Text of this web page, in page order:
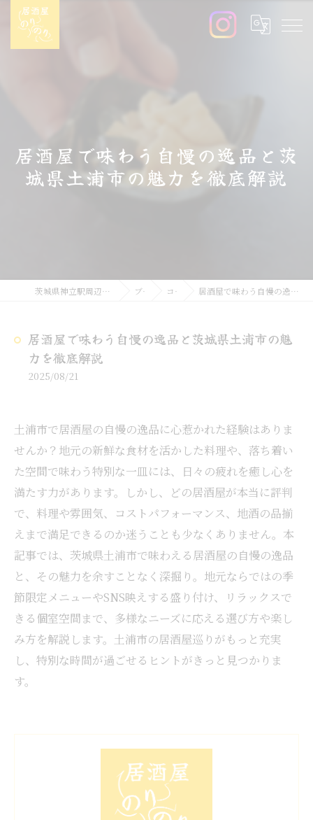
居酒屋で味わう自慢の逸品と茨
城県土浦市の魅力を徹底解説
茨城県神立駅周辺の居酒屋なら居酒屋のりのり ブログ コラム 居酒屋で味わう自慢の逸品と茨城県土浦市の魅力を徹底解説
居酒屋で味わう自慢の逸品と茨城県土浦市の魅
力を徹底解説
2025/08/21
土浦市で居酒屋の自慢の逸品に心惹かれた経験はありま
せんか？地元の新鮮な食材を活かした料理や、落ち着い
た空間で味わう特別な一皿には、日々の疲れを癒し心を
満たす力があります。しかし、どの居酒屋が本当に評判
で、料理や雰囲気、コストパフォーマンス、地酒の品揃
えまで満足できるのか迷うことも少なくありません。本
記事では、茨城県土浦市で味わえる居酒屋の自慢の逸品
と、その魅力を余すことなく深掘り。地元ならではの季
節限定メニューやSNS映えする盛り付け、リラックスで
きる個室空間まで、多様なニーズに応える選び方や楽し
み方を解説します。土浦市の居酒屋巡りがもっと充実
し、特別な時間が過ごせるヒントがきっと見つかりま
す。